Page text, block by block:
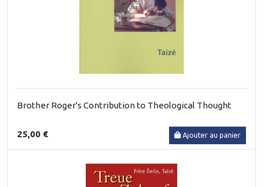
Brother Roger's Contribution to Theological Thought
25,00 € Ajouter au panier